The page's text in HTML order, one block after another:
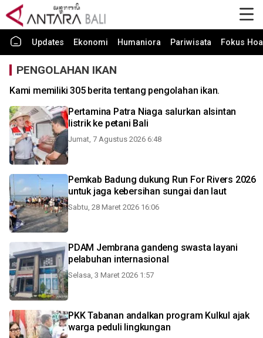
Updates Ekonomi Humaniora Pariwisata Fokus
PENGOLAHAN IKAN
Kami memiliki 305 berita tentang pengolahan ikan.
Pertamina Patra Niaga salurkan alsintan
listrik ke petani Bali
Jumat, 7 Agustus 2026 6:48
Pemkab Badung dukung Run For Rivers 2026
untuk jaga kebersihan sungai dan laut
Sabtu, 28 Maret 2026 16:06
PDAM Jembrana gandeng swasta layani
pelabuhan internasional
Selasa, 3 Maret 2026 1:57
PKK Tabanan andalkan program Kulkul ajak
warga peduli lingkungan